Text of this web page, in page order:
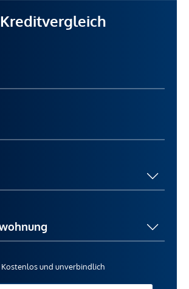
Kreditvergleich
Kostenlos und unverbindlich